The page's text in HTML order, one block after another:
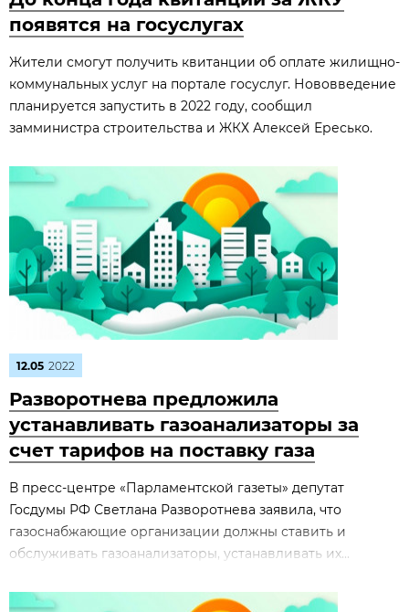
появятся на госуслугах
Жители смогут получить квитанции об оплате жилищно-
коммунальных услуг на портале госуслуг. Нововведение
планируется запустить в 2022 году, сообщил
замминистра строительства и ЖКХ Алексей Ересько.
12.05 2022
Разворотнева предложила
устанавливать газоанализаторы за
счет тарифов на поставку газа
В пресс-центре «Парламентской газеты» депутат
Госдумы РФ Светлана Разворотнева заявила, что
газоснабжающие организации должны ставить и
обслуживать газоанализаторы, устанавливать их...